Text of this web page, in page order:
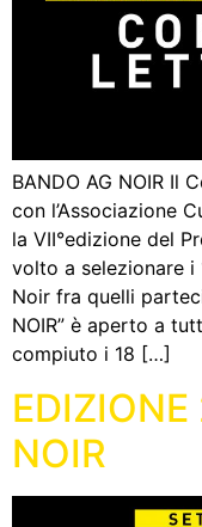
BANDO AG NOIR Il
con l’Associazione
la VII°edizione del
volto a selezionare
Noir fra quelli
NOIR” è aperto a
compiuto i 18 […]
EDIZIONE
NOIR